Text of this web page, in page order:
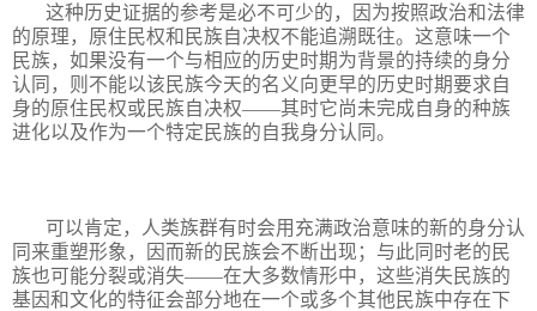
这种历史证据的参考是必不可少的，因为按照政治和法律
的原理，原住民权和民族自决权不能追溯既往。这意味一个
民族，如果没有一个与相应的历史时期为背景的持续的身分
认同，则不能以该民族今天的名义向更早的历史时期要求自
身的原住民权或民族自决权——其时它尚未完成自身的种族
进化以及作为一个特定民族的自我身分认同。
可以肯定，人类族群有时会用充满政治意味的新的身分认
同来重塑形象，因而新的民族会不断出现；与此同时老的民
族也可能分裂或消失——在大多数情形中，这些消失民族的
基因和文化的特征会部分地在一个或多个其他民族中存在下